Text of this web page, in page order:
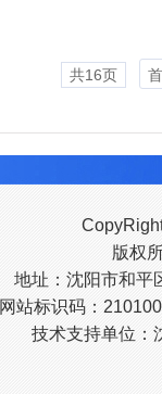
共16页
版权
地址：沈阳市和平
网站标识码：
技术支持单位：